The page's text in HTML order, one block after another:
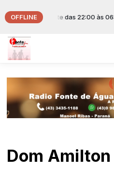
OFFLINE
da Fonte das 22:00 às 06:00
Dom